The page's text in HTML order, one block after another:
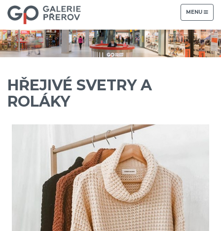
TOGGLE
NAVIGATION
MENU
HŘEJIVÉ SVETRY A
ROLÁKY